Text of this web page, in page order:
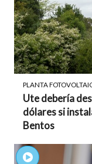
PLANTA
Ute debería
dólares si
Bentos